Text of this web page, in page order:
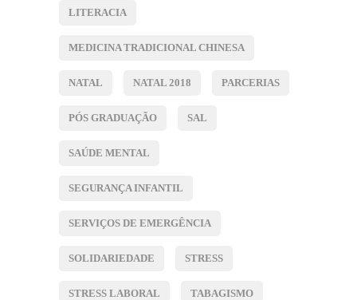
LITERACIA
MEDICINA TRADICIONAL CHINESA
NATAL NATAL 2018 PARCERIAS
PÓS GRADUAÇÃO SAL
SAÚDE MENTAL
SEGURANÇA INFANTIL
SERVIÇOS DE EMERGÊNCIA
SOLIDARIEDADE STRESS
STRESS LABORAL TABAGISMO